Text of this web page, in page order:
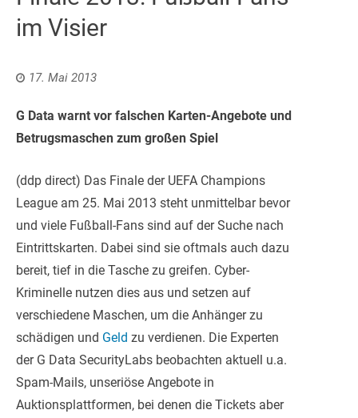
im Visier
17. Mai 2013
G Data warnt vor falschen Karten-Angebote und
Betrugsmaschen zum großen Spiel
(ddp direct) Das Finale der UEFA Champions
League am 25. Mai 2013 steht unmittelbar bevor
und viele Fußball-Fans sind auf der Suche nach
Eintrittskarten. Dabei sind sie oftmals auch dazu
bereit, tief in die Tasche zu greifen. Cyber-
Kriminelle nutzen dies aus und setzen auf
verschiedene Maschen, um die Anhänger zu
schädigen und Geld zu verdienen. Die Experten
der G Data SecurityLabs beobachten aktuell u.a.
Spam-Mails, unseriöse Angebote in
Auktionsplattformen, bei denen die Tickets aber